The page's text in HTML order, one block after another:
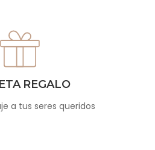
REGALO
a tus seres queridos